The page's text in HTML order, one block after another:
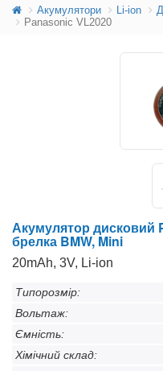
Акумулятори Li-ion
Panasonic VL2020
Акумулятор дисковий
брелка BMW, Mini
20mAh, 3V, Li-ion
Типорозмір:
Вольтаж:
Ємність:
Хімічний склад: